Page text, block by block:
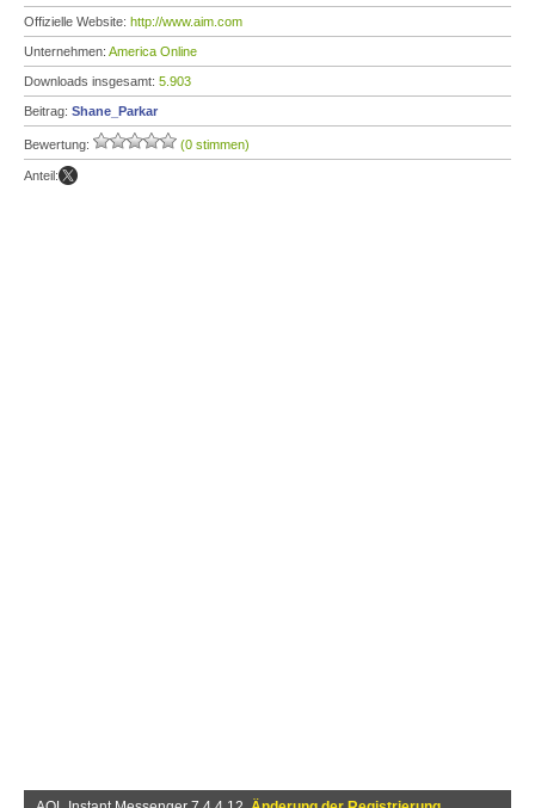
Offizielle Website: http://www.aim.com
Unternehmen: America Online
Downloads insgesamt: 5.903
Beitrag: Shane_Parkar
Bewertung: (0 stimmen)
Anteil: